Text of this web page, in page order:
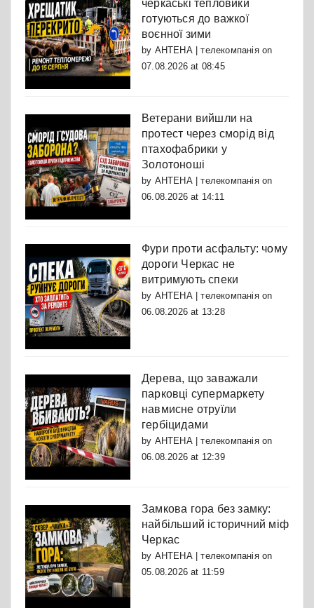
черкаські тепловики
готуються до важкої
воєнної зими
by АНТЕНА | телекомпаніяon
07.08.2026 at 08:45
Ветерани вийшли на
протест через сморід від
птахофабрики у
Золотоноші
by АНТЕНА | телекомпаніяon
06.08.2026 at 14:11
Фури проти асфальту: чому
дороги Черкас не
витримують спеки
by АНТЕНА | телекомпаніяon
06.08.2026 at 13:28
Дерева, що заважали
парковці супермаркету
навмисне отруїли
гербіцидами
by АНТЕНА | телекомпаніяon
06.08.2026 at 12:39
Замкова гора без замку:
найбільший історичний міф
Черкас
by АНТЕНА | телекомпаніяon
05.08.2026 at 11:59